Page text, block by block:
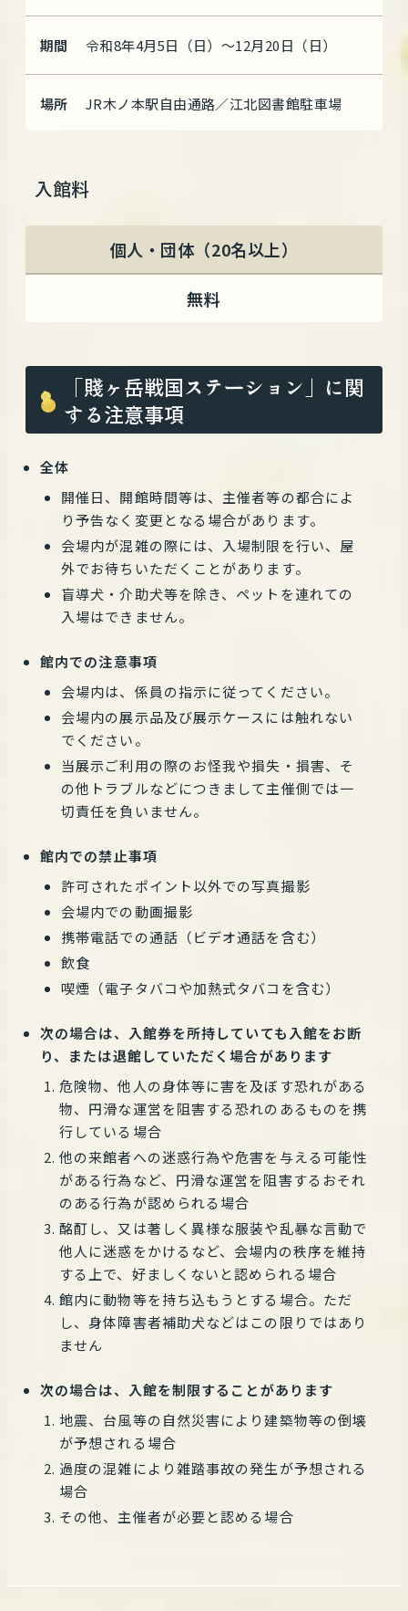
期間 令和8年4月5日（日）～12月20日（日）
場所 JR木ノ本駅自由通路／江北図書館駐車場
入館料
個人・団体（20名以上）
無料
「賤ヶ岳戦国ステーション」に関
する注意事項
全体
開催日、開館時間等は、主催者等の都合によ
り予告なく変更となる場合があります。
会場内が混雑の際には、入場制限を行い、屋
外でお待ちいただくことがあります。
盲導犬・介助犬等を除き、ペットを連れての
入場はできません。
館内での注意事項
会場内は、係員の指示に従ってください。
会場内の展示品及び展示ケースには触れない
でください。
当展示ご利用の際のお怪我や損失・損害、そ
の他トラブルなどにつきまして主催側では一
切責任を負いません。
館内での禁止事項
許可されたポイント以外での写真撮影
会場内での動画撮影
携帯電話での通話（ビデオ通話を含む）
飲食
喫煙（電子タバコや加熱式タバコを含む）
次の場合は、入館券を所持していても入館をお断
り、または退館していただく場合があります
危険物、他人の身体等に害を及ぼす恐れがある
物、円滑な運営を阻害する恐れのあるものを携
行している場合
他の来館者への迷惑行為や危害を与える可能性
がある行為など、円滑な運営を阻害するおそれ
のある行為が認められる場合
酩酊し、又は著しく異様な服装や乱暴な言動で
他人に迷惑をかけるなど、会場内の秩序を維持
する上で、好ましくないと認められる場合
館内に動物等を持ち込もうとする場合。ただ
し、身体障害者補助犬などはこの限りではあり
ません
次の場合は、入館を制限することがあります
地震、台風等の自然災害により建築物等の倒壊
が予想される場合
過度の混雑により雑踏事故の発生が予想される
場合
その他、主催者が必要と認める場合